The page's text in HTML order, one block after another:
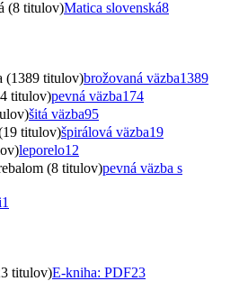
(8 titulov)Matica slovenská8
(1389 titulov)brožovaná väzba1389
titulov)pevná väzba174
šitá väzba95
titulov)špirálová väzba19
leporelo12
(8 titulov)pevná väzba s
1
titulov)E-kniha: PDF23